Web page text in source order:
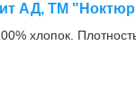
АД, ТМ
хлопок.